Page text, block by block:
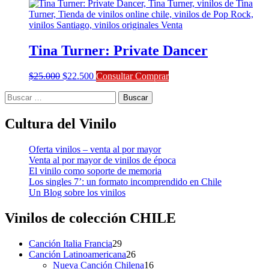
original
era:
$21.000.
actual
es:
$18.900.
Tina Turner: Private Dancer
$25.000 El
$25.000.
$22.500El
$22.500.
Consultar Comprar
Buscar:
Cultura del Vinilo
Oferta vinilos – venta al por mayor
Venta al por mayor de vinilos de época
El vinilo como soporte de memoria
Los singles 7’: un formato incomprendido en Chile
Un Blog sobre los vinilos
Vinilos de colección CHILE
Canción Italia Francia2929
productos
Canción Latinoamericana2626
productos
Nueva Canción Chilena1616